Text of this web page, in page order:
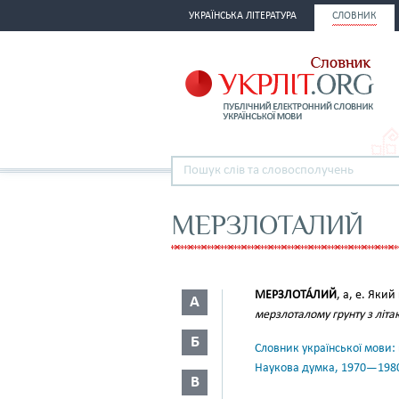
УКРАЇНСЬКА ЛІТЕРАТУРА СЛОВНИК
МЕРЗЛОТАЛИЙ
А
Б
В
МЕРЗЛОТА́ЛИЙ, а, е. Який
мерзлоталому грунту з
Словник української
Наукова думка,